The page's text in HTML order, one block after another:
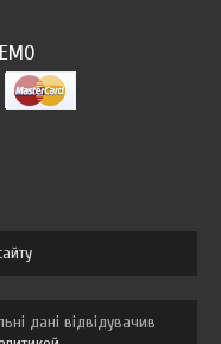
дані відвідувачив